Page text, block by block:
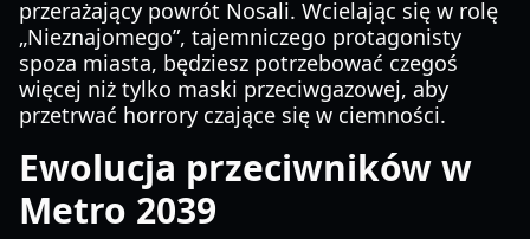
przerażający powrót Nosali. Wcielając się w rolę
„Nieznajomego”, tajemniczego protagonisty
spoza miasta, będziesz potrzebować czegoś
więcej niż tylko maski przeciwgazowej, aby
przetrwać horrory czające się w ciemności.
Ewolucja przeciwników w
Metro 2039